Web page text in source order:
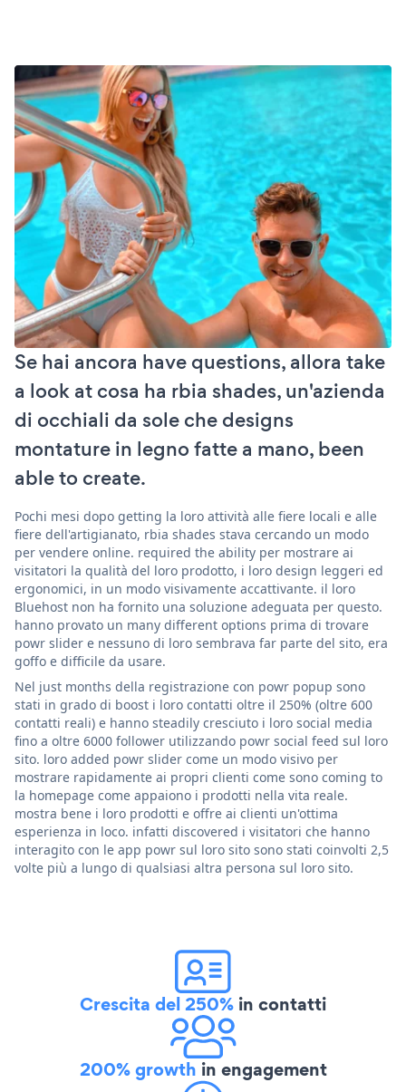
Se hai ancora have questions, allora take
a look at cosa ha rbia shades, un'azienda
di occhiali da sole che designs
montature in legno fatte a mano, been
able to create.
Pochi mesi dopo getting la loro attività alle fiere locali e alle
fiere dell'artigianato, rbia shades stava cercando un modo
per vendere online. required the ability per mostrare ai
visitatori la qualità del loro prodotto, i loro design leggeri ed
ergonomici, in un modo visivamente accattivante. il loro
Bluehost non ha fornito una soluzione adeguata per questo.
hanno provato un many different options prima di trovare
powr slider e nessuno di loro sembrava far parte del sito, era
goffo e difficile da usare.
Nel just months della registrazione con powr popup sono
stati in grado di boost i loro contatti oltre il 250% (oltre 600
contatti reali) e hanno steadily cresciuto i loro social media
fino a oltre 6000 follower utilizzando powr social feed sul loro
sito. loro added powr slider come un modo visivo per
mostrare rapidamente ai propri clienti come sono coming to
la homepage come appaiono i prodotti nella vita reale.
mostra bene i loro prodotti e offre ai clienti un'ottima
esperienza in loco. infatti discovered i visitatori che hanno
interagito con le app powr sul loro sito sono stati coinvolti 2,5
volte più a lungo di qualsiasi altra persona sul loro sito.
Crescita del 250% in contatti
200% growth in engagement